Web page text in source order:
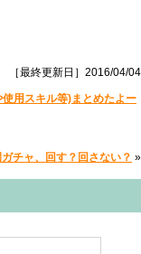
［最終更新日］2016/04/04
用スキル等)まとめたよー
チャ、回す？回さない？ »